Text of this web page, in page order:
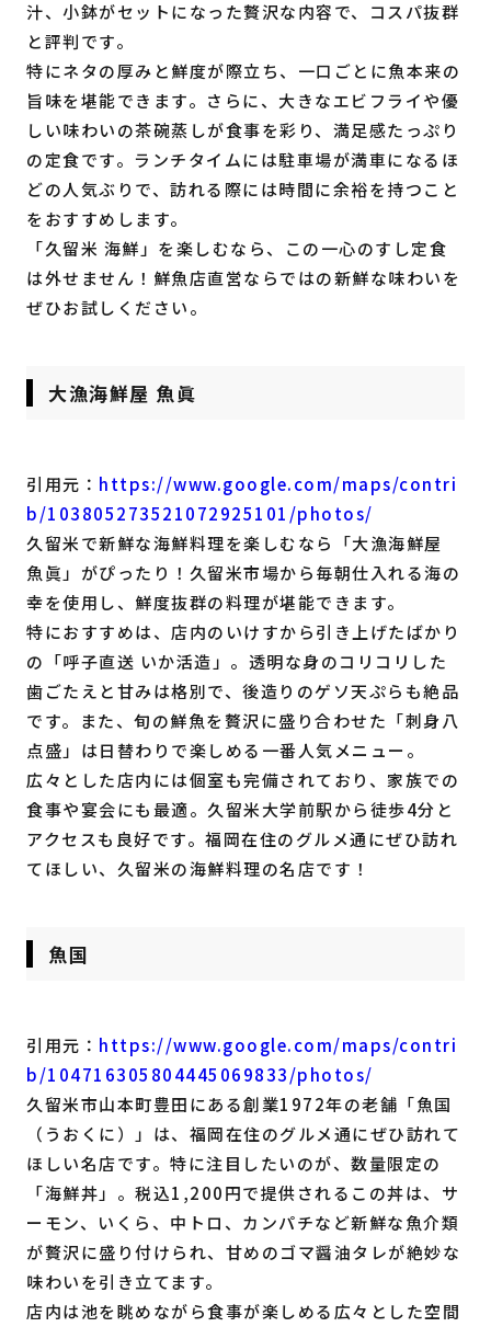
汁、小鉢がセットになった贅沢な内容で、コスパ抜群
と評判です。
特にネタの厚みと鮮度が際立ち、一口ごとに魚本来の
旨味を堪能できます。さらに、大きなエビフライや優
しい味わいの茶碗蒸しが食事を彩り、満足感たっぷり
の定食です。ランチタイムには駐車場が満車になるほ
どの人気ぶりで、訪れる際には時間に余裕を持つこと
をおすすめします。
「久留米 海鮮」を楽しむなら、この一心のすし定食
は外せません！鮮魚店直営ならではの新鮮な味わいを
ぜひお試しください。
大漁海鮮屋 魚眞
引用元： https://www.google.com/maps/contri
b/103805273521072925101/photos/
久留米で新鮮な海鮮料理を楽しむなら「大漁海鮮屋
魚眞」がぴったり！久留米市場から毎朝仕入れる海の
幸を使用し、鮮度抜群の料理が堪能できます。
特におすすめは、店内のいけすから引き上げたばかり
の「呼子直送 いか活造」。透明な身のコリコリした
歯ごたえと甘みは格別で、後造りのゲソ天ぷらも絶品
です。また、旬の鮮魚を贅沢に盛り合わせた「刺身八
点盛」は日替わりで楽しめる一番人気メニュー。
広々とした店内には個室も完備されており、家族での
食事や宴会にも最適。久留米大学前駅から徒歩4分と
アクセスも良好です。福岡在住のグルメ通にぜひ訪れ
てほしい、久留米の海鮮料理の名店です！
魚国
引用元： https://www.google.com/maps/contri
b/104716305804445069833/photos/
久留米市山本町豊田にある創業1972年の老舗「魚国
（うおくに）」は、福岡在住のグルメ通にぜひ訪れて
ほしい名店です。特に注目したいのが、数量限定の
「海鮮丼」。税込1,200円で提供されるこの丼は、サ
ーモン、いくら、中トロ、カンパチなど新鮮な魚介類
が贅沢に盛り付けられ、甘めのゴマ醤油タレが絶妙な
味わいを引き立てます。
店内は池を眺めながら食事が楽しめる広々とした空間